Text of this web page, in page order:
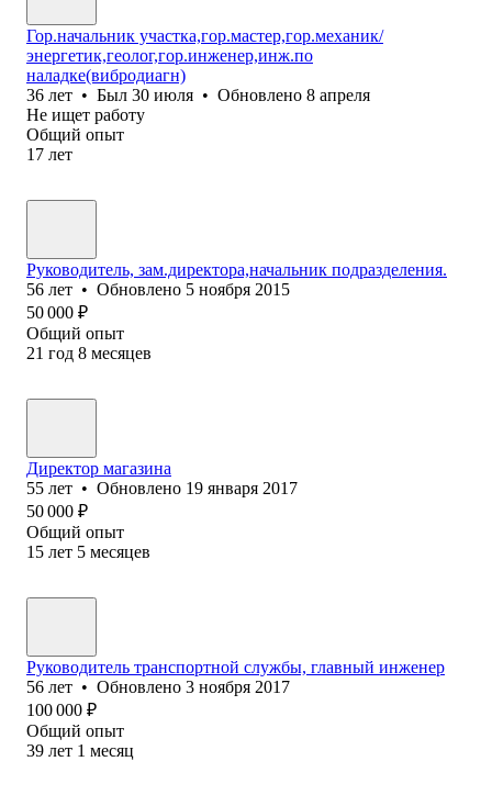
Гор.начальник участка,гор.мастер,гор.механик/
энергетик,геолог,гор.инженер,инж.по
наладке(вибродиагн)
36 лет • Был 30 июля • Обновлено 8 апреля
Не ищет работу
Общий опыт
17 лет
Руководитель, зам.директора,начальник подразделения.
56 лет • Обновлено 5 ноября 2015
50 000 ₽
Общий опыт
21 год 8 месяцев
Директор магазина
55 лет • Обновлено 19 января 2017
50 000 ₽
Общий опыт
15 лет 5 месяцев
Руководитель транспортной службы, главный инженер
56 лет • Обновлено 3 ноября 2017
100 000 ₽
Общий опыт
39 лет 1 месяц